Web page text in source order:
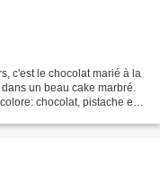
c'est le chocolat marié à la
un beau cake marbré.
chocolat, pistache et